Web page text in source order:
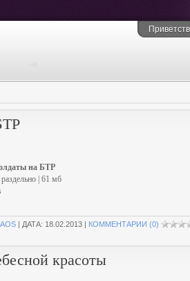
на БТР
| 61 мб
| ДАТА: 18.02.2013 | КОММЕНТАРИИ (0)
красоты